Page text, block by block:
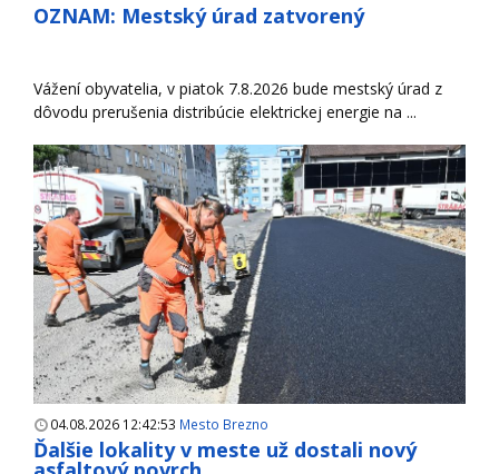
OZNAM: Mestský úrad zatvorený
Vážení obyvatelia, v piatok 7.8.2026 bude mestský úrad z
dôvodu prerušenia distribúcie elektrickej energie na ...
04.08.2026 12:42:53 Mesto Brezno
Ďalšie lokality v meste už dostali nový